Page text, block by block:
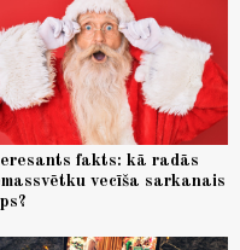
fakts: kā radās
vecīša sarkanais